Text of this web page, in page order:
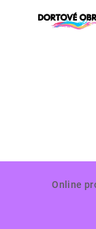
Online